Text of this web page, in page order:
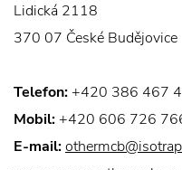
Lidická 2118
370 07 České Budějovice
Telefon: +420 386 467
Mobil: +420 606 726
E-mail: